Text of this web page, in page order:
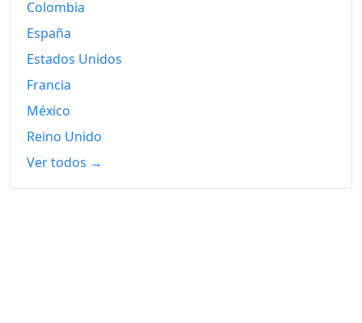
Colombia
España
Estados Unidos
Francia
México
Reino Unido
Ver todos →